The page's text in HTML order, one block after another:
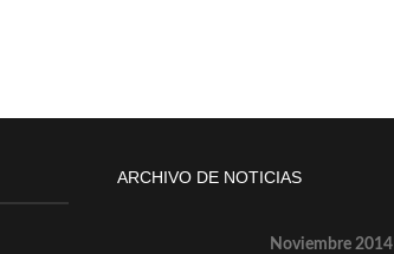
ARCHIVO DE NOTICIAS
Noviembre 2014